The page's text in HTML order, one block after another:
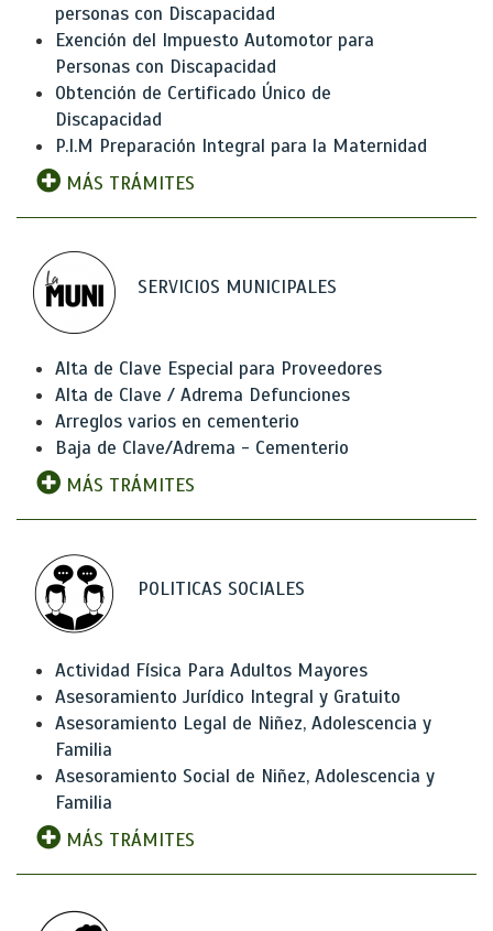
personas con Discapacidad
Exención del Impuesto Automotor para
Personas con Discapacidad
Obtención de Certificado Único de
Discapacidad
P.I.M Preparación Integral para la Maternidad
MÁS TRÁMITES
SERVICIOS MUNICIPALES
Alta de Clave Especial para Proveedores
Alta de Clave / Adrema Defunciones
Arreglos varios en cementerio
Baja de Clave/Adrema - Cementerio
MÁS TRÁMITES
POLITICAS SOCIALES
Actividad Física Para Adultos Mayores
Asesoramiento Jurídico Integral y Gratuito
Asesoramiento Legal de Niñez, Adolescencia y
Familia
Asesoramiento Social de Niñez, Adolescencia y
Familia
MÁS TRÁMITES